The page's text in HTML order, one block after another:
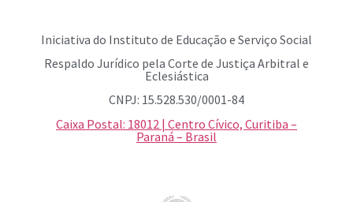
Iniciativa do Instituto de Educação e Serviço Social
Respaldo Jurídico pela Corte de Justiça Arbitral e
Eclesiástica
CNPJ: 15.528.530/0001-84
Caixa Postal: 18012 | Centro Cívico, Curitiba –
Paraná – Brasil